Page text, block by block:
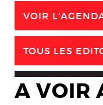
VOIR
TOUS LES
A VOIR